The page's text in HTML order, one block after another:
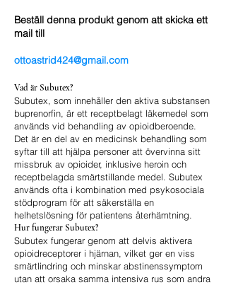
Beställ denna produkt genom att skicka ett
mail till
ottoastrid424@gmail.com
Vad är Subutex?
Subutex, som innehåller den aktiva substansen
buprenorfin, är ett receptbelagt läkemedel som
används vid behandling av opioidberoende.
Det är en del av en medicinsk behandling som
syftar till att hjälpa personer att övervinna sitt
missbruk av opioider, inklusive heroin och
receptbelagda smärtstillande medel. Subutex
används ofta i kombination med psykosociala
stödprogram för att säkerställa en
helhetslösning för patientens återhämtning.
Hur fungerar Subutex?
Subutex fungerar genom att delvis aktivera
opioidreceptorer i hjärnan, vilket ger en viss
smärtlindring och minskar abstinenssymptom
utan att orsaka samma intensiva rus som andra